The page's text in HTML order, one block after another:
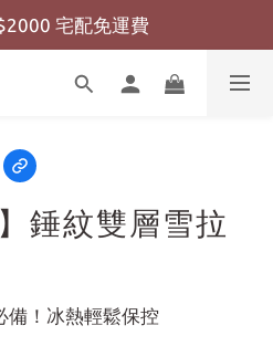
超商免運費
宅配免運費
超商免運費
】錘紋雙層雪拉
備！冰熱輕鬆保控